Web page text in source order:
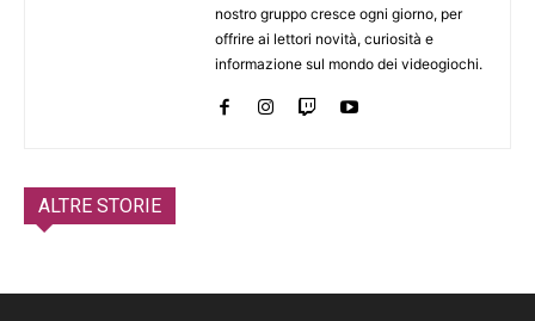
nostro gruppo cresce ogni giorno, per
offrire ai lettori novità, curiosità e
informazione sul mondo dei videogiochi.
ALTRE STORIE